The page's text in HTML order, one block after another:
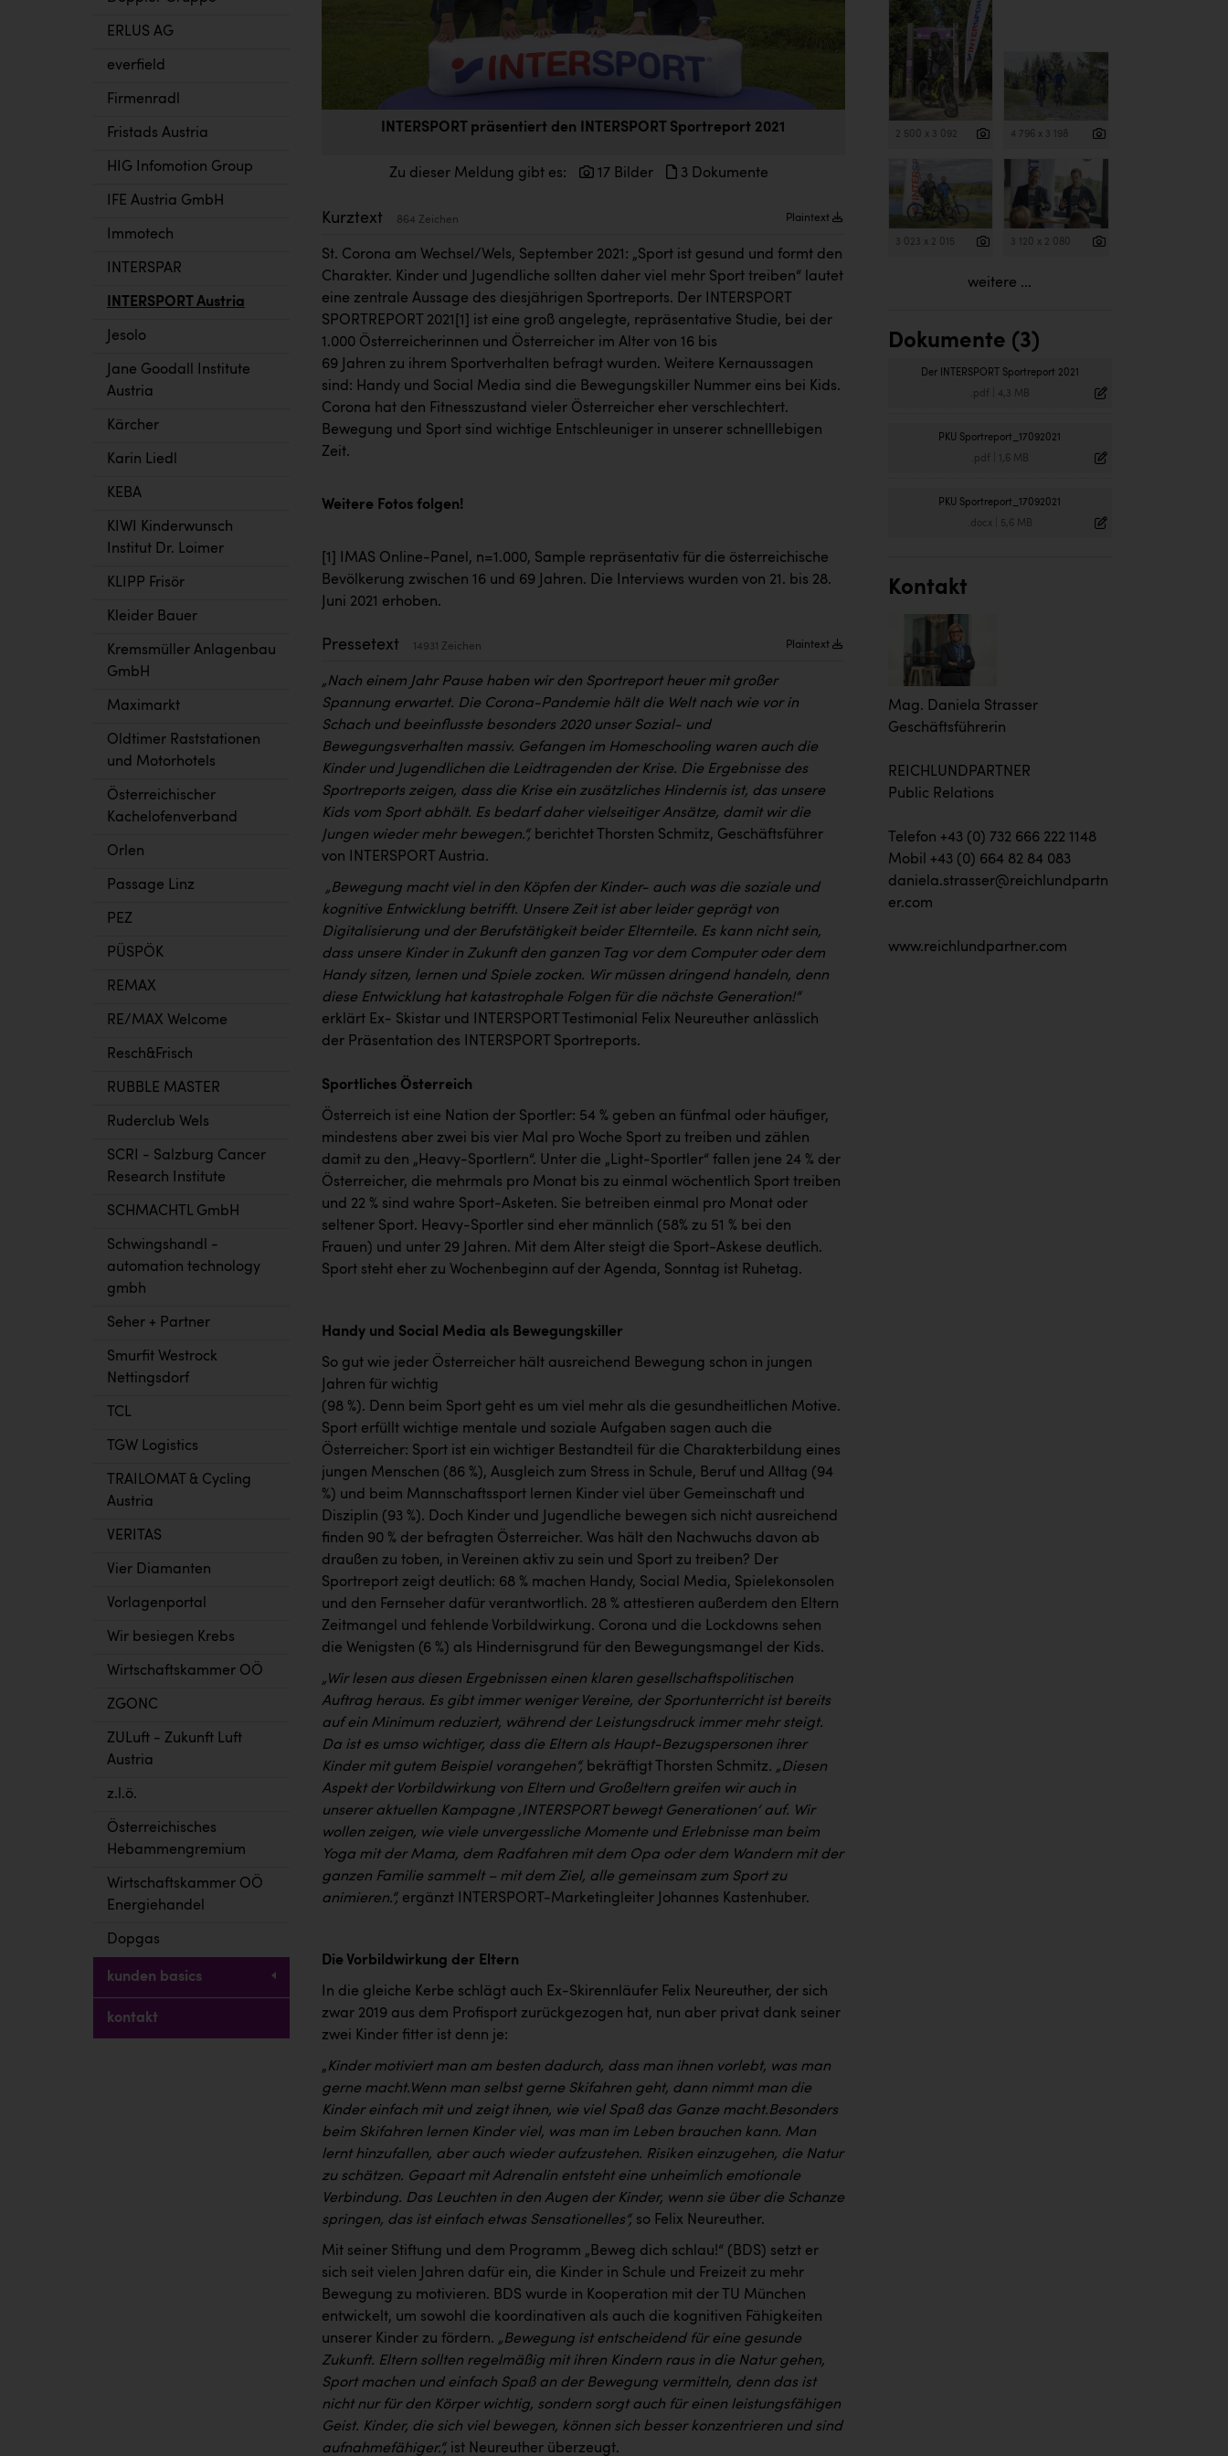
ERLUS AG
everfield
Firmenradl
Fristads Austria
HIG Infomotion Group
IFE Austria GmbH
Immotech
INTERSPAR
INTERSPORT Austria
Jesolo
Jane Goodall Institute
Austria
Kärcher
Karin Liedl
KEBA
KIWI Kinderwunsch
Institut Dr. Loimer
KLIPP Frisör
Kleider Bauer
Kremsmüller Anlagenbau
GmbH
Maximarkt
Oldtimer Raststationen
und Motorhotels
Österreichischer
Kachelofenverband
Orlen
Passage Linz
PEZ
PÜSPÖK
REMAX
RE/MAX Welcome
Resch&Frisch
RUBBLE MASTER
Ruderclub Wels
SCRI - Salzburg Cancer
Research Institute
SCHMACHTL GmbH
Schwingshandl -
automation technology
gmbh
Seher + Partner
Smurfit Westrock
Nettingsdorf
TCL
TGW Logistics
TRAILOMAT & Cycling
Austria
VERITAS
Vier Diamanten
Vorlagenportal
Wir besiegen Krebs
Wirtschaftskammer OÖ
ZGONC
ZULuft - Zukunft Luft
Austria
z.l.ö.
Österreichisches
Hebammengremium
Wirtschaftskammer OÖ
Energiehandel
Dopgas
kunden basics
kontakt
INTERSPORT präsentiert den INTERSPORT Sportreport 2021
Zu dieser Meldung gibt es: 17 Bilder 3 Dokumente
Kurztext 864 Zeichen Plaintext
St. Corona am Wechsel/Wels, September 2021: „Sport ist gesund und formt den
Charakter. Kinder und Jugendliche sollten daher viel mehr Sport treiben“ lautet
eine zentrale Aussage des diesjährigen Sportreports. Der INTERSPORT
SPORTREPORT 2021 [1]
ist eine groß angelegte, repräsentative Studie, bei der
1.000 Österreicherinnen und Österreicher im Alter von 16 bis
69 Jahren zu ihrem Sportverhalten befragt wurden. Weitere Kernaussagen
sind: Handy und Social Media sind die Bewegungskiller Nummer eins bei Kids.
Corona hat den Fitnesszustand vieler Österreicher eher verschlechtert.
Bewegung und Sport sind wichtige Entschleuniger in unserer schnelllebigen
Zeit.
Weitere Fotos folgen!
[1]
IMAS Online-Panel, n=1.000, Sample repräsentativ für die österreichische
Bevölkerung zwischen 16 und 69 Jahren. Die Interviews wurden von 21. bis 28.
Juni 2021 erhoben.
Pressetext 14931 Zeichen Plaintext
„Nach einem Jahr Pause haben wir den Sportreport heuer mit großer
Spannung erwartet. Die Corona-Pandemie hält die Welt nach wie vor in
Schach und beeinflusste besonders 2020 unser Sozial- und
Bewegungsverhalten massiv. Gefangen im Homeschooling waren auch die
Kinder und Jugendlichen die Leidtragenden der Krise. Die Ergebnisse des
Sportreports zeigen, dass die Krise ein zusätzliches Hindernis ist, das unsere
Kids vom Sport abhält. Es bedarf daher vielseitiger Ansätze, damit wir die
Jungen wieder mehr bewegen.“, berichtet Thorsten Schmitz, Geschäftsführer
von INTERSPORT Austria.
„Bewegung macht viel in den Köpfen der Kinder- auch was die soziale und
kognitive Entwicklung betrifft. Unsere Zeit ist aber leider geprägt von
Digitalisierung und der Berufstätigkeit beider Elternteile. Es kann nicht sein,
dass unsere Kinder in Zukunft den ganzen Tag vor dem Computer oder dem
Handy sitzen, lernen und Spiele zocken. Wir müssen dringend handeln, denn
diese Entwicklung hat katastrophale Folgen für die nächste Generation!“
erklärt Ex- Skistar und INTERSPORT Testimonial Felix Neureuther anlässlich
der Präsentation des INTERSPORT Sportreports.
Sportliches Österreich
Österreich ist eine Nation der Sportler: 54 % geben an fünfmal oder häufiger,
mindestens aber zwei bis vier Mal pro Woche Sport zu treiben und zählen
damit zu den „Heavy-Sportlern“. Unter die „Light-Sportler“ fallen jene 24 % der
Österreicher, die mehrmals pro Monat bis zu einmal wöchentlich Sport treiben
und 22 % sind wahre Sport-Asketen. Sie betreiben einmal pro Monat oder
seltener Sport. Heavy-Sportler sind eher männlich (58% zu 51 % bei den
Frauen) und unter 29 Jahren. Mit dem Alter steigt die Sport-Askese deutlich.
Sport steht eher zu Wochenbeginn auf der Agenda, Sonntag ist Ruhetag.
Handy und Social Media als Bewegungskiller
So gut wie jeder Österreicher hält ausreichend Bewegung schon in jungen
Jahren für wichtig
(98 %). Denn beim Sport geht es um viel mehr als die gesundheitlichen Motive.
Sport erfüllt wichtige mentale und soziale Aufgaben sagen auch die
Österreicher: Sport ist ein wichtiger Bestandteil für die Charakterbildung eines
jungen Menschen (86 %), Ausgleich zum Stress in Schule, Beruf und Alltag (94
%) und beim Mannschaftssport lernen Kinder viel über Gemeinschaft und
Disziplin (93 %). Doch Kinder und Jugendliche bewegen sich nicht ausreichend
finden 90 % der befragten Österreicher. Was hält den Nachwuchs davon ab
draußen zu toben, in Vereinen aktiv zu sein und Sport zu treiben? Der
Sportreport zeigt deutlich: 68 % machen Handy, Social Media, Spielekonsolen
und den Fernseher dafür verantwortlich. 28 % attestieren außerdem den Eltern
Zeitmangel und fehlende Vorbildwirkung. Corona und die Lockdowns sehen
die Wenigsten (6 %) als Hindernisgrund für den Bewegungsmangel der Kids.
„Wir lesen aus diesen Ergebnissen einen klaren gesellschaftspolitischen
Auftrag heraus. Es gibt immer weniger Vereine, der Sportunterricht ist bereits
auf ein Minimum reduziert, während der Leistungsdruck immer mehr steigt.
Da ist es umso wichtiger, dass die Eltern als Haupt-Bezugspersonen ihrer
Kinder mit gutem Beispiel vorangehen“, bekräftigt Thorsten Schmitz. „Diesen
Aspekt der Vorbildwirkung von Eltern und Großeltern greifen wir auch in
unserer aktuellen Kampagne ‚INTERSPORT bewegt Generationen‘ auf. Wir
wollen zeigen, wie viele unvergessliche Momente und Erlebnisse man beim
Yoga mit der Mama, dem Radfahren mit dem Opa oder dem Wandern mit der
ganzen Familie sammelt – mit dem Ziel, alle gemeinsam zum Sport zu
animieren.“, ergänzt INTERSPORT-Marketingleiter Johannes Kastenhuber.
Die Vorbildwirkung der Eltern
In die gleiche Kerbe schlägt auch Ex-Skirennläufer Felix Neureuther, der sich
zwar 2019 aus dem Profisport zurückgezogen hat, nun aber privat dank seiner
zwei Kinder fitter ist denn je:
„Kinder motiviert man am besten dadurch, dass man ihnen vorlebt, was man
gerne macht.Wenn man selbst gerne Skifahren geht, dann nimmt man die
Kinder einfach mit und zeigt ihnen, wie viel Spaß das Ganze macht.Besonders
beim Skifahren lernen Kinder viel, was man im Leben brauchen kann. Man
lernt hinzufallen, aber auch wieder aufzustehen. Risiken einzugehen, die Natur
zu schätzen. Gepaart mit Adrenalin entsteht eine unheimlich emotionale
Verbindung. Das Leuchten in den Augen der Kinder, wenn sie über die Schanze
springen, das ist einfach etwas Sensationelles“, so Felix Neureuther.
Mit seiner Stiftung und dem Programm „Beweg dich schlau!“ (BDS) setzt er
sich seit vielen Jahren dafür ein, die Kinder in Schule und Freizeit zu mehr
Bewegung zu motivieren. BDS wurde in Kooperation mit der TU München
entwickelt, um sowohl die koordinativen als auch die kognitiven Fähigkeiten
unserer Kinder zu fördern. „Bewegung ist entscheidend für eine gesunde
Zukunft. Eltern sollten regelmäßig mit ihren Kindern raus in die Natur gehen,
Sport machen und einfach Spaß an der Bewegung vermitteln, denn das ist
nicht nur für den Körper wichtig, sondern sorgt auch für einen leistungsfähigen
Geist. Kinder, die sich viel bewegen, können sich besser konzentrieren und sind
aufnahmefähiger.“, ist Neureuther überzeugt.
2 500 x 3 092 4 796 x 3 198
3 023 x 2 015 3 120 x 2 080
weitere ...
Dokumente (3)
Der INTERSPORT Sportreport 2021
.pdf 4,3 MB
PKU Sportreport_17092021
.pdf 1,6 MB
PKU Sportreport_17092021
.docx| 5,6 MB
Kontakt
Mag. Daniela Strasser
Geschäftsführerin
REICHLUNDPARTNER
Public Relations
Telefon +43 (0) 732 666 222 1148
Mobil +43 (0) 664 82 84 083
daniela.strasser@reichlundpartn
er.com
www.reichlundpartner.com